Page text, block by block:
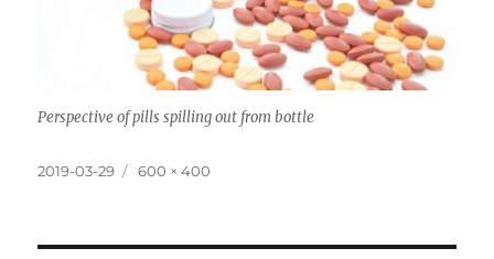
Perspective of pills spilling out from bottle
發
2019-03-29
完
600 × 400